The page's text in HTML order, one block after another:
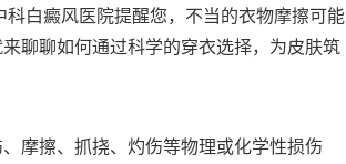
白癜风医院提醒您，不当的衣物摩擦可能
聊聊如何通过科学的穿衣选择，为皮肤筑
摩擦、抓挠、灼伤等物理或化学性损伤